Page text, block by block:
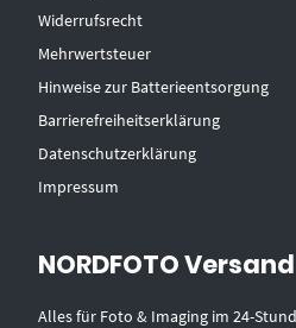
Widerrufsrecht
Mehrwertsteuer
Hinweise zur Batterieentsorgung
Barrierefreiheitserklärung
Datenschutzerklärung
Impressum
NORDFOTO Versand
Alles für Foto & Imaging im 24-